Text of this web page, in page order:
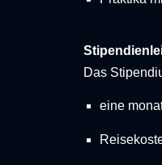
Das
eine